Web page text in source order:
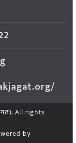
. All rights
by